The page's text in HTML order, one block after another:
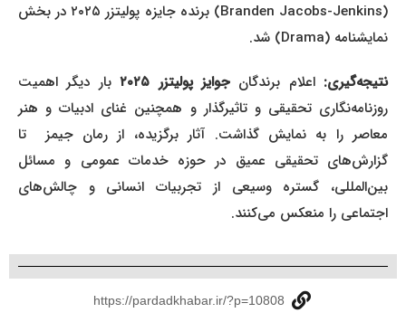
(Branden Jacobs-Jenkins) برنده جایزه پولیتزر ۲۰۲۵ در بخش
نمایشنامه (Drama) شد.
نتیجه‌گیری:اعلام برندگانجوایز پولیتزر ۲۰۲۵
بار دیگر اهمیت
روزنامه‌نگاری تحقیقی و تاثیرگذار و همچنین غنای ادبیات و هنر
معاصر را به نمایش گذاشت. آثار برگزیده، از رمان جیمز تا
گزارش‌های تحقیقی عمیق در حوزه خدمات عمومی و مسائل
بین‌المللی، گستره وسیعی از تجربیات انسانی و چالش‌های
اجتماعی را منعکس می‌کنند.
https://pardadkhabar.ir/?p=10808